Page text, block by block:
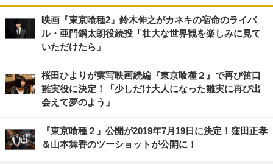
映画『東京喰種2』鈴木伸之がカネキの宿命のライバ
ル・亜門鋼太朗役続投「壮大な世界観を楽しみに見て
いただけたら」
桜田ひよりが実写映画続編『東京喰種２』で再び笛口
雛実役に決定！「少しだけ大人になった雛実に再び出
会えて夢のよう」
『東京喰種２』公開が2019年7月19日に決定！窪田正孝
＆山本舞香のツーショットが公開に！